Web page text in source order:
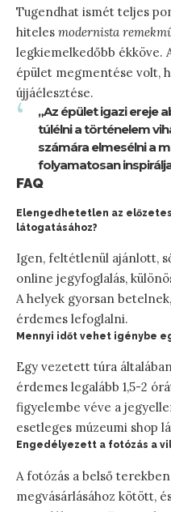
Tugendhat ismét teljes
hiteles modernista
legkiemelkedőbb ékköve.
épület megmentése volt,
újjáélesztése.
„Az épület igazi ereje
túlélni a történelem
számára elmesélni a
folyamatosan
FAQ
Elengedhetetlen az
látogatásához?
Igen, feltétlenül ajánlott,
online jegyfoglalás,
A helyek gyorsan
érdemes lefoglalni.
Mennyi időt vehet igénybe
Egy vezetett túra
érdemes legalább 1,5-2
figyelembe véve a
esetleges múzeumi shop
Engedélyezett a fotózás a
A fotózás a belső
megvásárlásához kötött,